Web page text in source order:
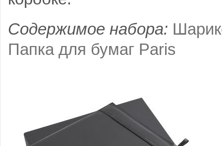
Содержимое набора:
Папка для бумаг Paris